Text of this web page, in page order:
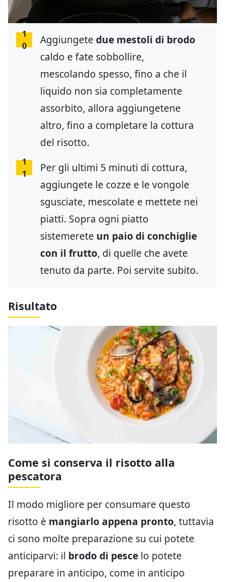
1
0
Aggiungete due mestoli di brodo
caldo e fate sobbollire,
mescolando spesso, fino a che il
liquido non sia completamente
assorbito, allora aggiungetene
altro, fino a completare la cottura
del risotto.
1
1
Per gli ultimi 5 minuti di cottura,
aggiungete le cozze e le vongole
sgusciate, mescolate e mettete nei
piatti. Sopra ogni piatto
sistemerete un paio di conchiglie
con il frutto, di quelle che avete
tenuto da parte. Poi servite subito.
Risultato
Come si conserva il risotto alla
pescatora
Il modo migliore per consumare questo
risotto è mangiarlo appena pronto, tuttavia
ci sono molte preparazione su cui potete
anticiparvi: il brodo di pesce lo potete
preparare in anticipo, come in anticipo